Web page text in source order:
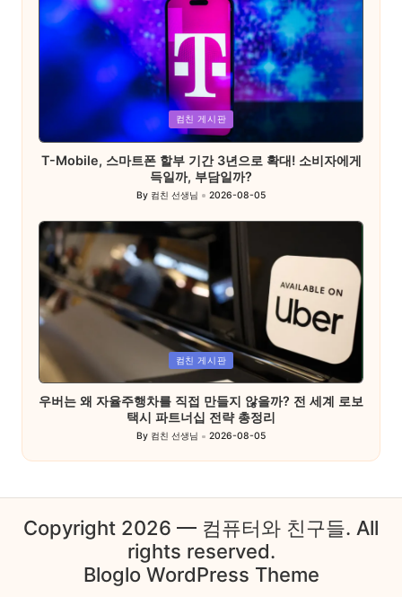
컴친 게시판
T-Mobile, 스마트폰 할부 기간 3년으로 확대! 소비자에게
득일까, 부담일까?
Posted
By 컴친 선생님 2026-08-05
in
컴친 게시판
우버는 왜 자율주행차를 직접 만들지 않을까? 전 세계 로보
택시 파트너십 전략 총정리
Posted
by
By 컴친 선생님 2026-08-05
Copyright 2026 — 컴퓨터와 친구들. All
rights reserved.
Bloglo WordPress Theme